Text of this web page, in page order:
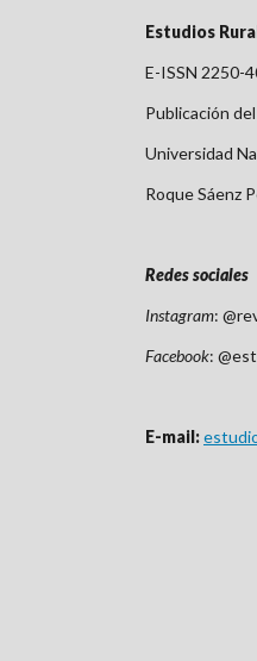
Estudios
E-ISSN 2250-
Publicación del
Universidad
Roque Sáenz
Redes sociales
Instagram:
Facebook:
E-mail: